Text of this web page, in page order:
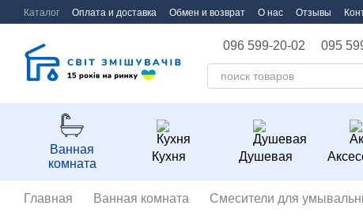
Перейти к основному контенту
Каталог Оплата и доставка Обмен и возврат О нас Отзывы
096 599-20-02 095
Ванная
комната
Кухня Душевая
Главная Ванная комната Смесители для